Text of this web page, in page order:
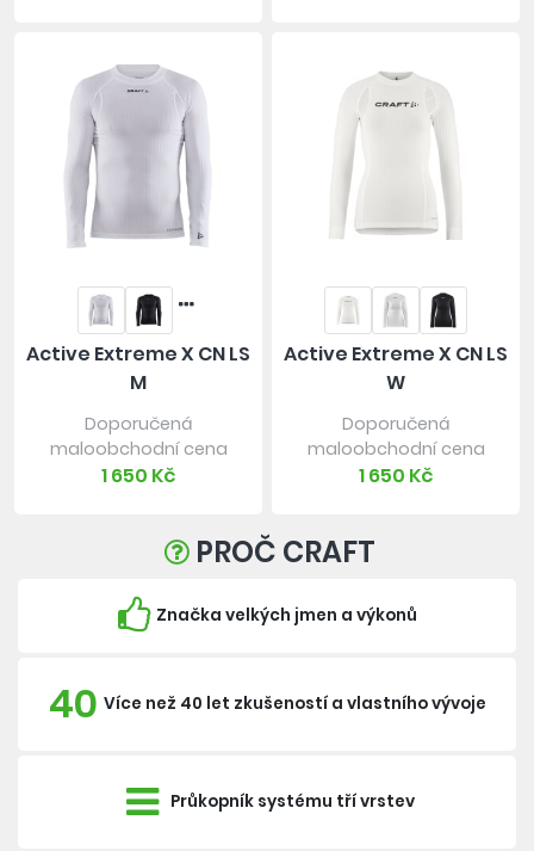
Active Extreme X CN LS
M
Doporučená
maloobchodní cena
1 650 Kč
Active Extreme X CN LS
W
Doporučená
maloobchodní cena
1 650 Kč
PROČ CRAFT
Značka velkých jmen a výkonů
40 Více než 40 let zkušeností a vlastního vývoje
Průkopník systému tří vrstev